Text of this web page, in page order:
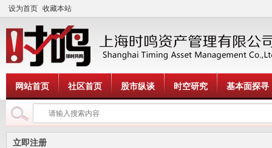
设为首页 收藏本站
网站首页 社区首页 股市纵谈 时空研究 基本面探寻
立即注册